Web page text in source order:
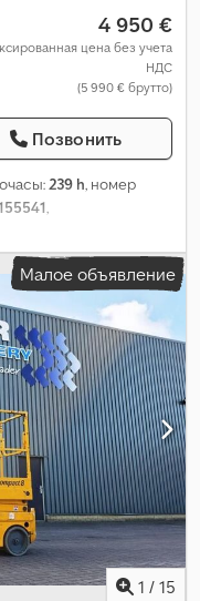
4 950 €
цена без учета
НДС
(5 990 € брутто)
Позвонить
239 h, номер
,
Малое объявление
1 / 15